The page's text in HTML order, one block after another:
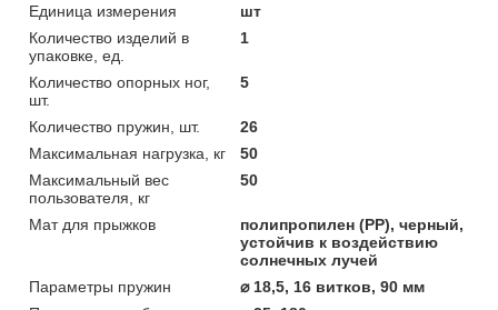
Единица измерения
шт
Количество изделий в
упаковке, ед.
1
Количество опорных ног,
шт.
5
Количество пружин, шт.
26
Максимальная нагрузка, кг
50
Максимальный вес
пользователя, кг
50
Мат для прыжков
полипропилен (PP), черный,
устойчив к воздействию
солнечных лучей
Параметры пружин
⌀ 18,5, 16 витков, 90 мм